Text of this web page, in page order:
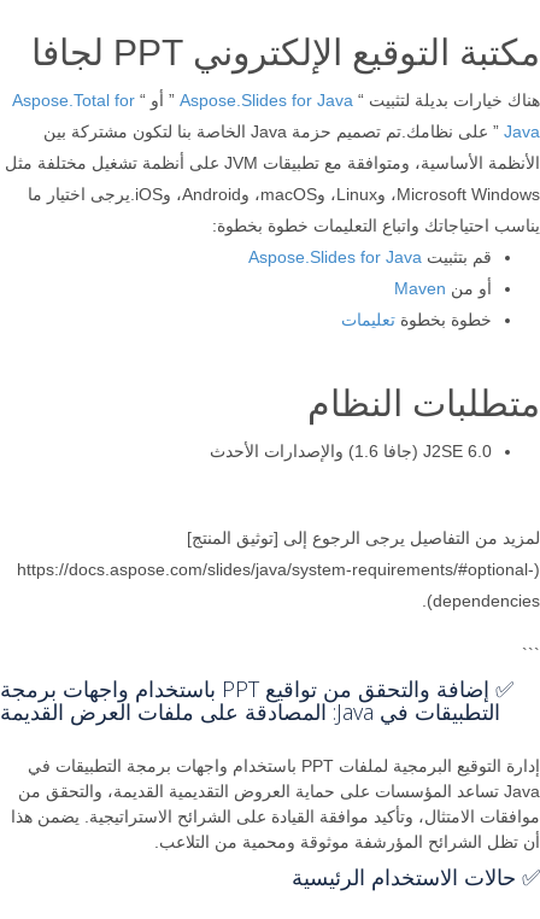
مكتبة التوقيع الإلكتروني PPT لجافا
هناك خيارات بديلة لتثبيت “ Aspose.Slides for Java ” أو “ Aspose.Total for
Java
” على نظامك.تم تصميم حزمة Java الخاصة بنا لتكون مشتركة بين
الأنظمة الأساسية، ومتوافقة مع تطبيقات JVM على أنظمة تشغيل مختلفة مثل
Microsoft Windows، وLinux، وmacOS، وAndroid، وiOS.يرجى اختيار ما
يناسب احتياجاتك واتباع التعليمات خطوة بخطوة:
قم بتثبيت Aspose.Slides for Java
أو من Maven
خطوة بخطوة تعليمات
متطلبات النظام
J2SE 6.0 (جافا 1.6) والإصدارات الأحدث
لمزيد من التفاصيل يرجى الرجوع إلى [توثيق المنتج]
(https://docs.aspose.com/slides/java/system-requirements/#optional-
dependencies).
```
✅ إضافة والتحقق من تواقيع PPT باستخدام واجهات برمجة
التطبيقات في Java: المصادقة على ملفات العرض القديمة
إدارة التوقيع البرمجية لملفات PPT باستخدام واجهات برمجة التطبيقات في
Java تساعد المؤسسات على حماية العروض التقديمية القديمة، والتحقق من
موافقات الامتثال، وتأكيد موافقة القيادة على الشرائح الاستراتيجية. يضمن هذا
أن تظل الشرائح المؤرشفة موثوقة ومحمية من التلاعب.
✅ حالات الاستخدام الرئيسية